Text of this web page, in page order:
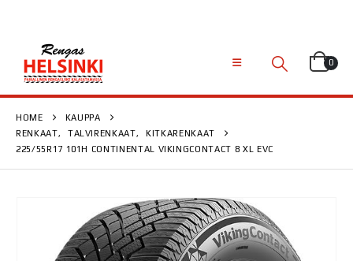
0
HOME
KAUPPA
RENKAAT, TALVIRENKAAT,
KITKARENKAAT
225/55R17 101H CONTINENTAL VIKINGCONTACT 8 XL EVC